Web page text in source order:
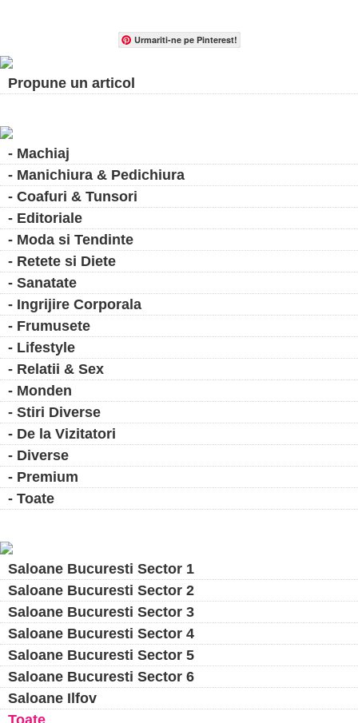
Urmariti-ne pe Pinterest!
Propune un articol
- Machiaj
- Manichiura & Pedichiura
- Coafuri & Tunsori
- Editoriale
- Moda si Tendinte
- Retete si Diete
- Sanatate
- Ingrijire Corporala
- Frumusete
- Lifestyle
- Relatii & Sex
- Monden
- Stiri Diverse
- De la Vizitatori
- Diverse
- Premium
- Toate
Saloane Bucuresti Sector 1
Saloane Bucuresti Sector 2
Saloane Bucuresti Sector 3
Saloane Bucuresti Sector 4
Saloane Bucuresti Sector 5
Saloane Bucuresti Sector 6
Saloane Ilfov
Toate